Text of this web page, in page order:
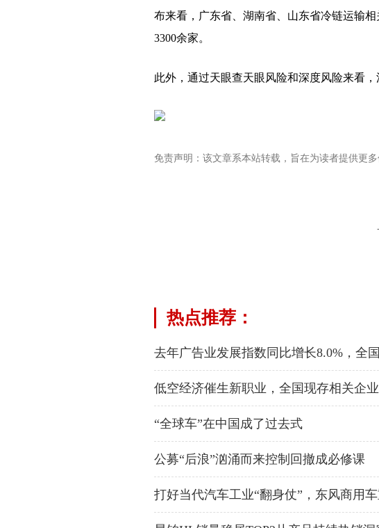
布来看，广东省、湖南省、山东省冷链运输
3300余家。
此外，通过天眼查天眼风险和深度风险来看
免责声明：该文章系本站转载，旨在为读者提供更
热点推荐：
去年广告业发展指数同比增长8.0%，全
低空经济催生新职业，全国现存相关企
“全球车”在中国成了过去式
公募“后浪”汹涌而来控制回撤成必修课
打好当代汽车工业“翻身仗”，东风商用